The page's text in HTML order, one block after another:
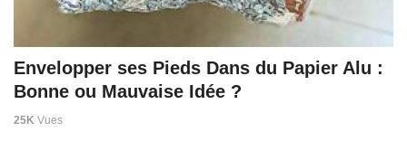
Envelopper ses Pieds Dans du Papier Alu :
Bonne ou Mauvaise Idée ?
25K Vues